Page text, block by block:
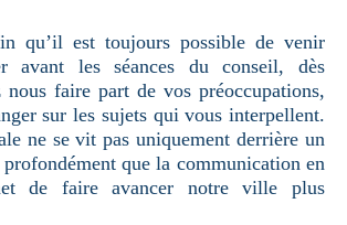
qu’il est toujours possible de venir
avant les séances du conseil, dès
faire part de vos préoccupations,
sur les sujets qui vous interpellent.
ne se vit pas uniquement derrière un
que la communication en
de faire avancer notre ville plus